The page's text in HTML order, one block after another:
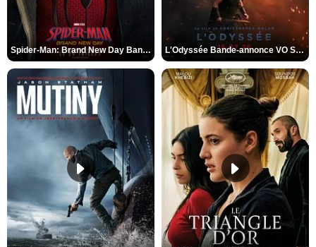
Spider-Man: Brand New Day Bande-annonce VO STFR L'Odyssée Bande-annonce VO STFR